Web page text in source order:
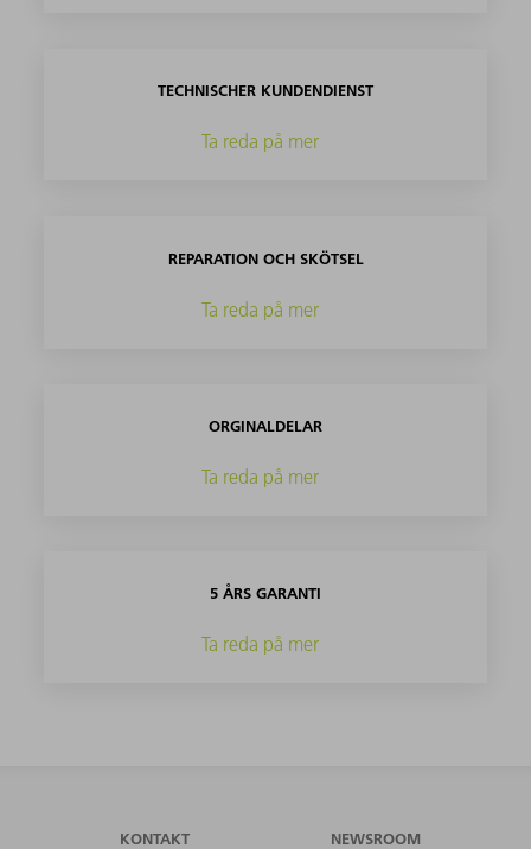
TECHNISCHER KUNDENDIENST
Ta reda på mer
REPARATION OCH SKÖTSEL
Ta reda på mer
ORGINALDELAR
Ta reda på mer
5 ÅRS GARANTI
Ta reda på mer
KONTAKT NEWSROOM